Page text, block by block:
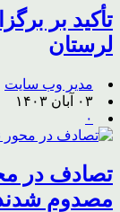
تأکید بر
لرستان
مدیر وب سایت
۰۳ آبان ۱۴۰۳
۰
مصدوم